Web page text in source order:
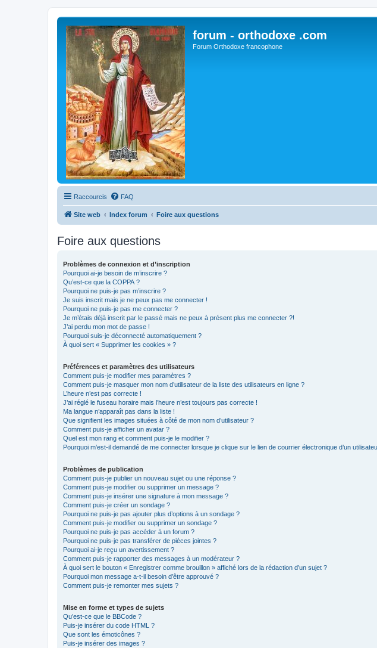
forum - orthodoxe .com
Forum Orthodoxe francophone
Raccourcis FAQ
Site web Index forum Foire aux questions
Foire aux questions
Problèmes de connexion et d’inscription
Pourquoi ai-je besoin de m’inscrire ?
Qu’est-ce que la COPPA ?
Pourquoi ne puis-je pas m’inscrire ?
Je suis inscrit mais je ne peux pas me connecter !
Pourquoi ne puis-je pas me connecter ?
Je m’étais déjà inscrit par le passé mais ne peux à présent plus me connecter ?!
J’ai perdu mon mot de passe !
Pourquoi suis-je déconnecté automatiquement ?
À quoi sert « Supprimer les cookies » ?
Préférences et paramètres des utilisateurs
Comment puis-je modifier mes paramètres ?
Comment puis-je masquer mon nom d’utilisateur de la liste des utilisateurs en ligne ?
L’heure n’est pas correcte !
J’ai réglé le fuseau horaire mais l’heure n’est toujours pas correcte !
Ma langue n’apparaît pas dans la liste !
Que signifient les images situées à côté de mon nom d’utilisateur ?
Comment puis-je afficher un avatar ?
Quel est mon rang et comment puis-je le modifier ?
Pourquoi m’est-il demandé de me connecter lorsque je clique sur le lien de courrier électronique d’un
Problèmes de publication
Comment puis-je publier un nouveau sujet ou une réponse ?
Comment puis-je modifier ou supprimer un message ?
Comment puis-je insérer une signature à mon message ?
Comment puis-je créer un sondage ?
Pourquoi ne puis-je pas ajouter plus d’options à un sondage ?
Comment puis-je modifier ou supprimer un sondage ?
Pourquoi ne puis-je pas accéder à un forum ?
Pourquoi ne puis-je pas transférer de pièces jointes ?
Pourquoi ai-je reçu un avertissement ?
Comment puis-je rapporter des messages à un modérateur ?
À quoi sert le bouton « Enregistrer comme brouillon » affiché lors de la rédaction d’un sujet ?
Pourquoi mon message a-t-il besoin d’être approuvé ?
Comment puis-je remonter mes sujets ?
Mise en forme et types de sujets
Qu’est-ce que le BBCode ?
Puis-je insérer du code HTML ?
Que sont les émoticônes ?
Puis-je insérer des images ?